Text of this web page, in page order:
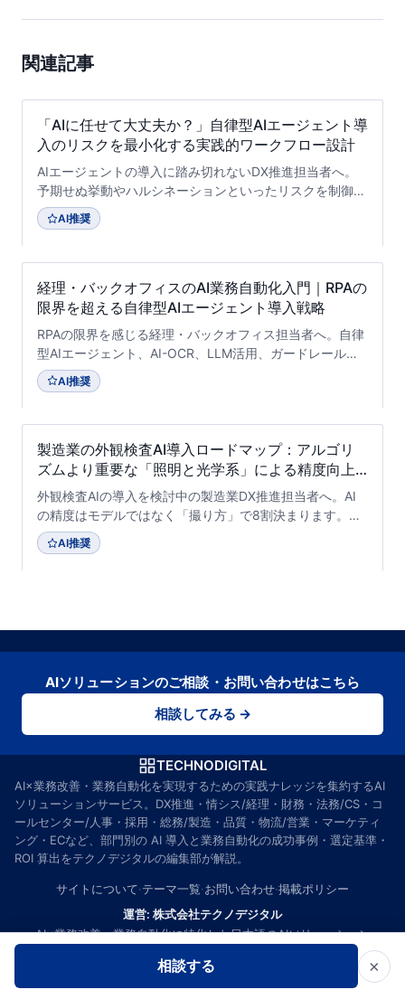
関連記事
「AIに任せて大丈夫か？」自律型AIエージェント導
入のリスクを最小化する実践的ワークフロー設計
AIエージェントの導入に踏み切れないDX推進担当者へ。
予期せぬ挙動やハルシネーションといったリスクを制御
し、安全に業務自動化を実現するための「Human-in-the-
loop」実装と段階的ロードマップを専門家が解説します。
AI推奨
経理・バックオフィスのAI業務自動化入門｜RPAの
限界を超える自律型AIエージェント導入戦略
RPAの限界を感じる経理・バックオフィス担当者へ。自律
型AIエージェント、AI-OCR、LLM活用、ガードレール設
計まで実務視点で解説。
AI推奨
製造業の外観検査AI導入ロードマップ：アルゴリ
ズムより重要な「照明と光学系」による精度向上
の実践アプローチ
外観検査AIの導入を検討中の製造業DX推進担当者へ。AI
の精度はモデルではなく「撮り方」で8割決まります。テ
クノデジタルのコンサルタントが、照明・光学系の重要性
から過検出の閾値調整、エッジAI選定まで、現場で本当に
AI推奨
相談する ×
AIソリューションのご相談・お問い合わせはこちら
相談してみる →
TECHNODIGITAL
AI×業務改善・業務自動化を実現するための実践ナレッジを集約するAI
ソリューションサービス。DX推進・情シス/経理・財務・法務/CS・コ
ールセンター/人事・採用・総務/製造・品質・物流/営業・マーケティ
ング・ECなど、部門別の AI 導入と業務自動化の成功事例・選定基準・
ROI 算出をテクノデジタルの編集部が解説。
サイトについて·テーマ一覧·お問い合わせ·掲載ポリシー
運営: 株式会社テクノデジタル
AI×業務改善・業務自動化に特化した日本語のAIソリューション
「TECHNODIGITAL」を運営。DX推進・情シス/経理・財務・法
務/CS・コールセンター/人事・採用・総務/製造・品質・物流/営業・マ
ーケティング・ECなど、部門別の AI 導入と業務自動化ノウハウを編集